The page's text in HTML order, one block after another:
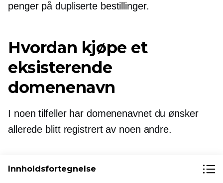
penger på dupliserte bestillinger.
Hvordan kjøpe et
eksisterende
domenenavn
I noen tilfeller har domenenavnet du ønsker
allerede blitt registrert av noen andre.
deg med å komme i kontakt med eieren og gi
Innholdsfortegnelse